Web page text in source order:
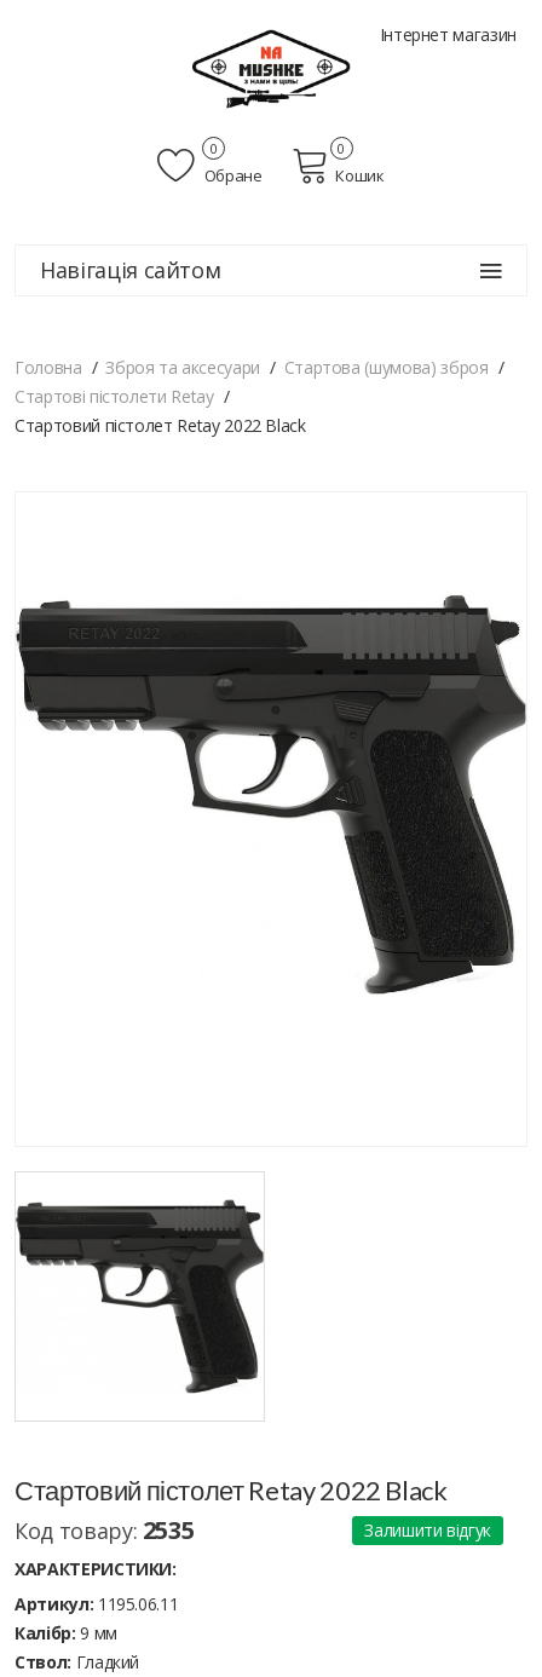
Інтернет магазин
Обране
0
Кошик
0
Навігація сайтом
Головна Зброя та аксесуари
Стартова (шумова) зброя
Стартові пістолети Retay
Стартовий пістолет Retay 2022 Black
Стартовий пістолет Retay 2022 Black
Код товару: 2535
Залишити відгук
ХАРАКТЕРИСТИКИ:
Артикул: 1195.06.11
Калібр: 9 мм
Ствол: Гладкий